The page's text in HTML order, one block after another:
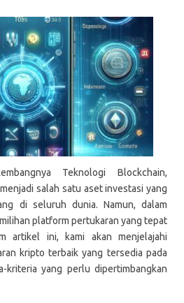
Teknologi Blockchain,
salah satu aset investasi yang
di seluruh dunia. Namun, dalam
platform pertukaran yang tepat
artikel ini, kami akan menjelajahi
kripto terbaik yang tersedia pada
kriteria yang perlu dipertimbangkan